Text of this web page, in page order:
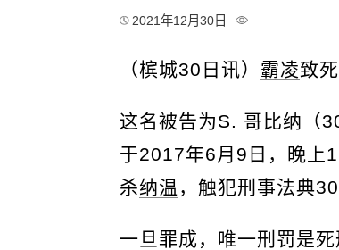
2021年12月30日
（槟城30日讯） 霸凌致死
这名被告为S. 哥比纳（
于2017年6月9日，晚上
杀纳温 ，触犯刑事法典
一旦罪成，唯一刑罚是死